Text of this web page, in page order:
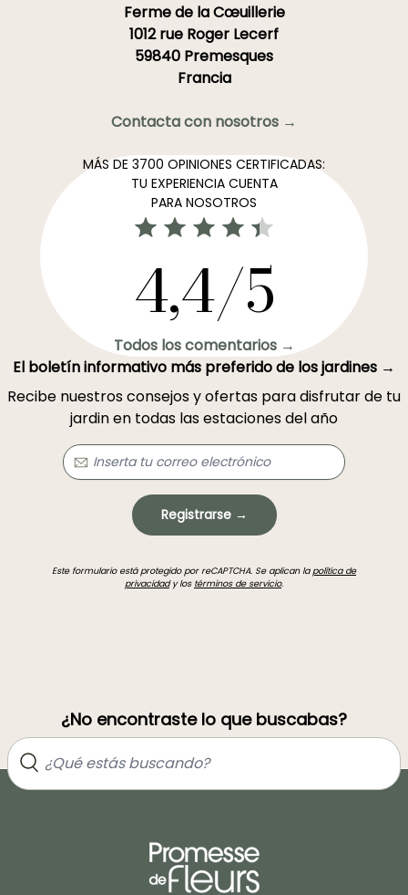
Ferme de la Cœuillerie
1012 rue Roger Lecerf
59840 Premesques
Francia
Contacta con nosotros →
MÁS DE 3700 OPINIONES CERTIFICADAS:
TU EXPERIENCIA CUENTA
PARA NOSOTROS
4,4/5
Todos los comentarios →
El boletín informativo más preferido de los jardines →
Recibe nuestros consejos y ofertas para disfrutar de tu
jardin en todas las estaciones del año
Registrarse →
Este formulario está protegido por reCAPTCHA. Se aplican la política de
privacidady los términos de servicio.
¿No encontraste lo que buscabas?